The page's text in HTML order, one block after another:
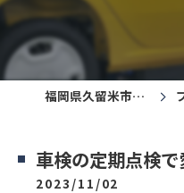
福岡県久留米市の車検なら木下自動車 ブ
車検の定期点検
2023/11/02